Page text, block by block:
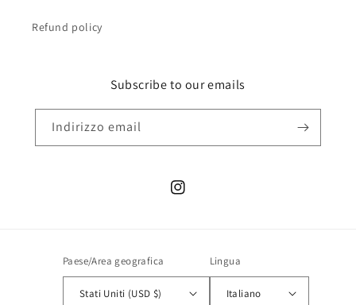
Refund policy
Subscribe to our emails
Indirizzo email
Instagram
Paese/Area geografica
Stati Uniti (USD $)
Lingua
Italiano